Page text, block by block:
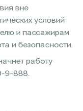
вне
условий
и пассажирам
и безопасности.
работу
9-888.